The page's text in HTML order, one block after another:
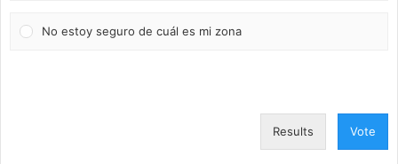
No estoy seguro de cuál es mi zona
Results Vote